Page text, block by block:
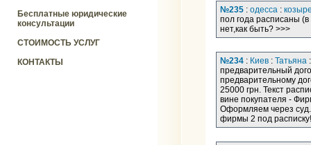
Бесплатные юридические
консультации
СТОИМОСТЬ УСЛУГ
КОНТАКТЫ
№235 : одесса :
пол года расписаны
нет,как быть? >>>
№234 : Киев : Татьяна
предварительный
предварительному
25000 грн. Текст
вине покупателя -
Оформляем через
фирмы 2 под